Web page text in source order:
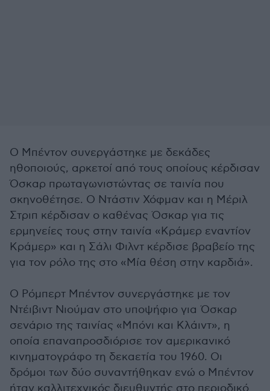
Ο Μπέντον συνεργάστηκε με δεκάδες
ηθοποιούς, αρκετοί από τους οποίους κέρδισαν
Όσκαρ πρωταγωνιστώντας σε ταινία που
σκηνοθέτησε. Ο Ντάστιν Χόφμαν και η Μέριλ
Στριπ κέρδισαν ο καθένας Όσκαρ για τις
ερμηνείες τους στην ταινία «Κράμερ εναντίον
Κράμερ» και η Σάλι Φιλντ κέρδισε βραβείο της
για τον ρόλο της στο «Μία θέση στην καρδιά».
Ο Ρόμπερτ Μπέντον συνεργάστηκε με τον
Ντέιβιντ Νιούμαν στο υποψήφιο για Όσκαρ
σενάριο της ταινίας «Μπόνι και Κλάιντ», η
οποία επαναπροσδιόρισε τον αμερικανικό
κινηματογράφο τη δεκαετία του 1960. Οι
δρόμοι των δύο συναντήθηκαν ενώ ο Μπέντον
ήταν καλλιτεχνικός διευθυντής στο περιοδικό